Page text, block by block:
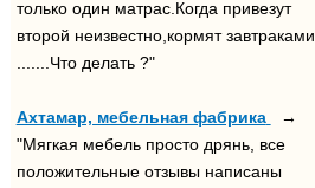
только один матрас.Когда привезут
второй неизвестно,кормят завтраками
.......Что делать ?"
Ахтамар, мебельная фабрика
→
"Мягкая мебель просто дрянь, все
положительные отзывы написаны